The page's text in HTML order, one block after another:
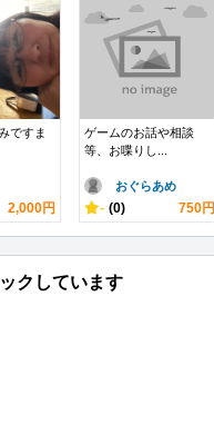
ですま
2,000円
ゲームのお話や相談
等、お喋りし...
おぐらあめ
- (0) 750円
クしています